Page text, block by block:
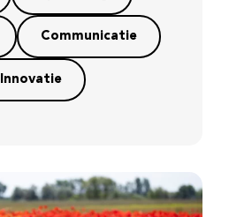
Communicatie
Innovatie